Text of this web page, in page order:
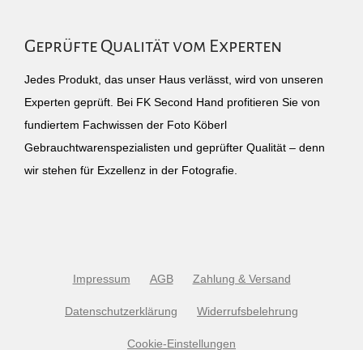
Geprüfte Qualität vom Experten
Jedes Produkt, das unser Haus verlässt, wird von unseren
Experten geprüft. Bei FK Second Hand profitieren Sie von
fundiertem Fachwissen der Foto Köberl
Gebrauchtwarenspezialisten und geprüfter Qualität – denn
wir stehen für Exzellenz in der Fotografie.
Impressum AGB Zahlung & Versand
Datenschutzerklärung Widerrufsbelehrung
Cookie-Einstellungen